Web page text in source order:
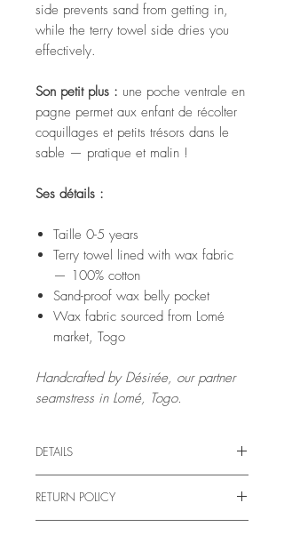
side prevents sand from getting in,
while the terry towel side dries you
effectively.
Son petit plus : une poche ventrale en
pagne permet aux enfant de récolter
coquillages et petits trésors dans le
sable — pratique et malin !
Ses détails :
Taille 0-5 years
Terry towel lined with wax fabric
— 100% cotton
Sand-proof wax belly pocket
Wax fabric sourced from Lomé
market, Togo
Handcrafted by Désirée, our partner
seamstress in Lomé, Togo.
DETAILS
confectionné dans un atelier de couture
indépendant in Togo: celui de Désirée.
RETURN POLICY